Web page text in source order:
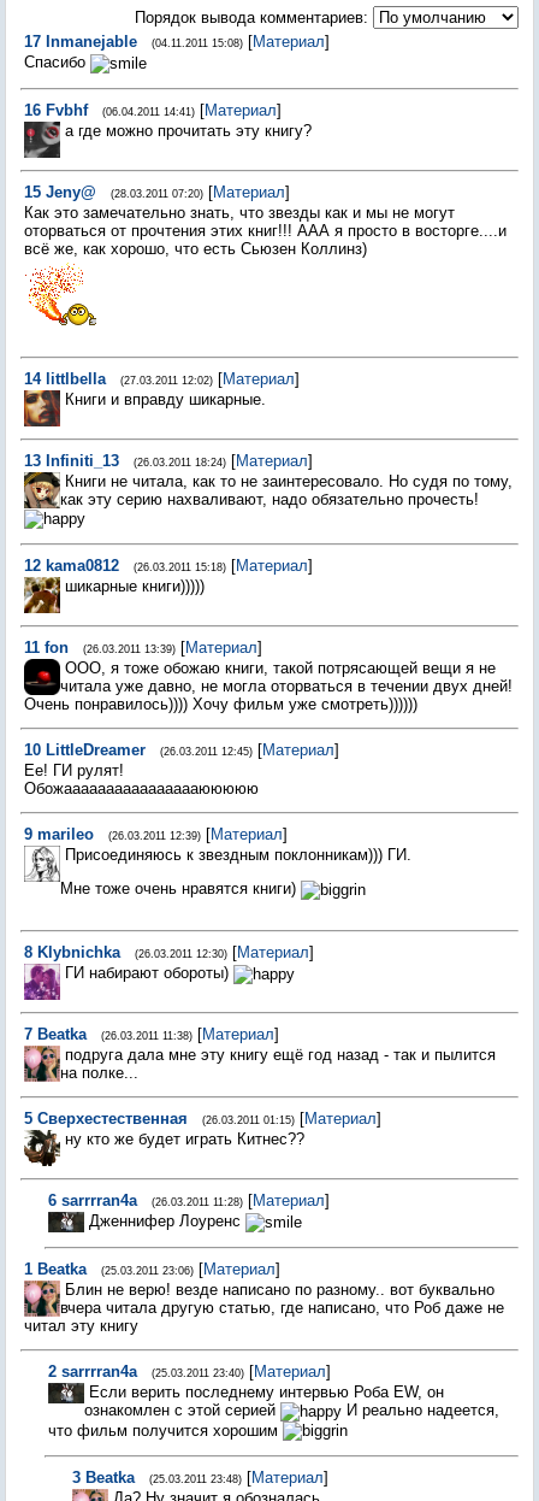
Порядок вывода комментариев:
17 Inmanejable (04.11.2011 15:08) [Материал]
Спасибо
16 Fvbhf (06.04.2011 14:41) [Материал]
а где можно прочитать эту книгу?
15 Jeny@ (28.03.2011 07:20) [Материал]
Как это замечательно знать, что звезды как и мы не могут
оторваться от прочтения этих книг!!! ААА я просто в восторге....и
всё же, как хорошо, что есть Сьюзен Коллинз)
14 littlbella (27.03.2011 12:02) [Материал]
Книги и вправду шикарные.
13 Infiniti_13 (26.03.2011 18:24) [Материал]
Книги не читала, как то не заинтересовало. Но судя по тому,
как эту серию нахваливают, надо обязательно прочесть!
12 kama0812 (26.03.2011 15:18) [Материал]
шикарные книги)))))
11 fon (26.03.2011 13:39) [Материал]
ООО, я тоже обожаю книги, такой потрясающей вещи я не
читала уже давно, не могла оторваться в течении двух дней!
Очень понравилось)))) Хочу фильм уже смотреть))))))
10 LittleDreamer (26.03.2011 12:45) [Материал]
Ее! ГИ рулят!
Обожааааааааааааааааююююю
9 marileo (26.03.2011 12:39) [Материал]
Присоединяюсь к звездным поклонникам))) ГИ.
Мне тоже очень нравятся книги)
8 Klybnichka (26.03.2011 12:30) [Материал]
ГИ набирают обороты)
7 Beatka (26.03.2011 11:38) [Материал]
подруга дала мне эту книгу ещё год назад - так и пылится
на полке...
5 Сверхестественная (26.03.2011 01:15) [Материал]
ну кто же будет играть Китнес??
6 sarrrran4a (26.03.2011 11:28) [Материал]
Дженнифер Лоуренс
1 Beatka (25.03.2011 23:06) [Материал]
Блин не верю! везде написано по разному.. вот буквально
вчера читала другую статью, где написано, что Роб даже не
читал эту книгу
2 sarrrran4a (25.03.2011 23:40) [Материал]
Если верить последнему интервью Роба EW, он
ознакомлен с этой серией
И реально надеется,
что фильм получится хорошим
3 Beatka (25.03.2011 23:48) [Материал]